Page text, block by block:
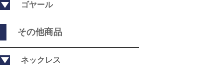
ゴヤール
その他商品
ネックレス